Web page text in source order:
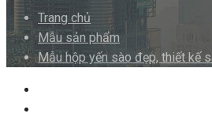
Trang chủ
Mẫu sản phẩm
Mẫu hộp yến sào đẹp, thiết kế